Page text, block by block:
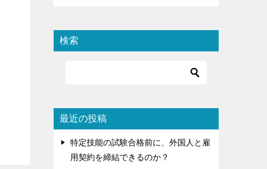
検索
最近の投稿
特定技能の試験合格前に、外国人と雇
用契約を締結できるのか？